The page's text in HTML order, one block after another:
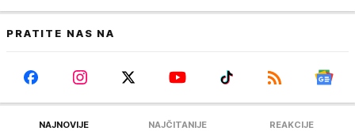
PRATITE NAS NA
NAJNOVIJE NAJČITANIJE REAKCIJE